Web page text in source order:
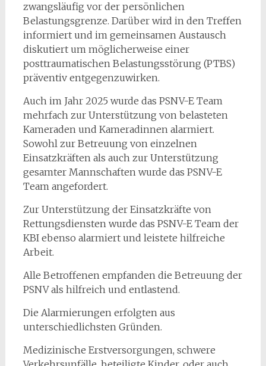
zwangsläufig vor der persönlichen
Belastungsgrenze. Darüber wird in den Treffen
informiert und im gemeinsamen Austausch
diskutiert um möglicherweise einer
posttraumatischen Belastungsstörung (PTBS)
präventiv entgegenzuwirken.
Auch im Jahr 2025 wurde das PSNV-E Team
mehrfach zur Unterstützung von belasteten
Kameraden und Kameradinnen alarmiert.
Sowohl zur Betreuung von einzelnen
Einsatzkräften als auch zur Unterstützung
gesamter Mannschaften wurde das PSNV-E
Team angefordert.
Zur Unterstützung der Einsatzkräfte von
Rettungsdiensten wurde das PSNV-E Team der
KBI ebenso alarmiert und leistete hilfreiche
Arbeit.
Alle Betroffenen empfanden die Betreuung der
PSNV als hilfreich und entlastend.
Die Alarmierungen erfolgten aus
unterschiedlichsten Gründen.
Medizinische Erstversorgungen, schwere